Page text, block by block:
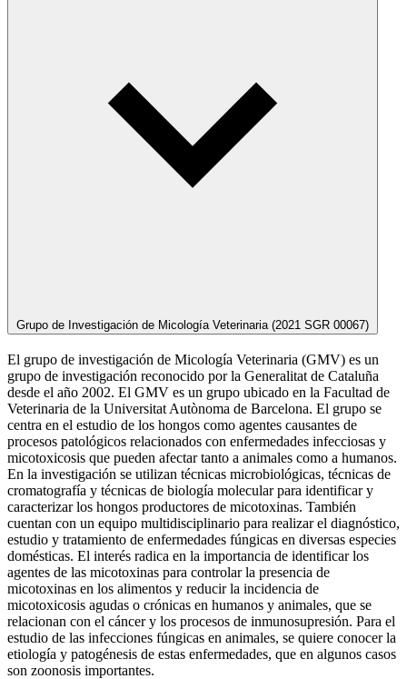
Grupo de Investigación de Micología Veterinaria (2021 SGR 00067)
El grupo de investigación de Micología Veterinaria (GMV) es un
grupo de investigación reconocido por la Generalitat de Cataluña
desde el año 2002. El GMV es un grupo ubicado en la Facultad de
Veterinaria de la Universitat Autònoma de Barcelona. El grupo se
centra en el estudio de los hongos como agentes causantes de
procesos patológicos relacionados con enfermedades infecciosas y
micotoxicosis que pueden afectar tanto a animales como a humanos.
En la investigación se utilizan técnicas microbiológicas, técnicas de
cromatografía y técnicas de biología molecular para identificar y
caracterizar los hongos productores de micotoxinas. También
cuentan con un equipo multidisciplinario para realizar el diagnóstico,
estudio y tratamiento de enfermedades fúngicas en diversas especies
domésticas. El interés radica en la importancia de identificar los
agentes de las micotoxinas para controlar la presencia de
micotoxinas en los alimentos y reducir la incidencia de
micotoxicosis agudas o crónicas en humanos y animales, que se
relacionan con el cáncer y los procesos de inmunosupresión. Para el
estudio de las infecciones fúngicas en animales, se quiere conocer la
etiología y patogénesis de estas enfermedades, que en algunos casos
son zoonosis importantes.